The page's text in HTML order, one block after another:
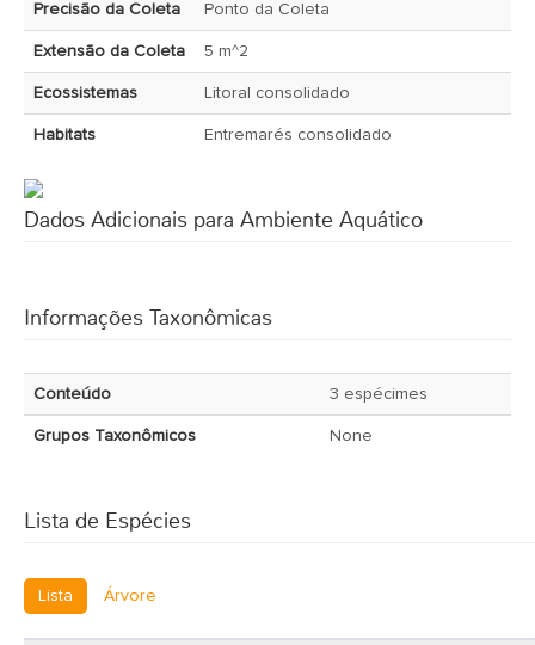
Precisão da Coleta Ponto da Coleta
Extensão da Coleta 5 m^2
Ecossistemas Litoral consolidado
Habitats Entremarés consolidado
Dados Adicionais para Ambiente Aquático
Informações Taxonômicas
Conteúdo 3 espécimes
Grupos Taxonômicos None
Lista de Espécies
Lista Árvore